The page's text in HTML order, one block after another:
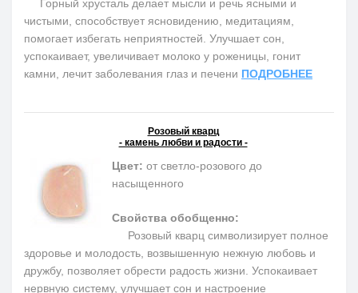
Горный хрусталь делает мысли и речь ясными и
чистыми, способствует ясновидению, медитациям,
помогает избегать неприятностей. Улучшает сон,
успокаивает, увеличивает молоко у роженицы, гонит
камни, лечит заболевания глаз и печени ПОДРОБНЕЕ
Розовый кварц
- камень любви и радости -
Цвет: от светло-розового до
насыщенного
Свойства обобщенно:
Розовый кварц символизирует полное
здоровье и молодость, возвышенную нежную любовь и
дружбу, позволяет обрести радость жизни. Успокаивает
нервную систему, улучшает сон и настроение